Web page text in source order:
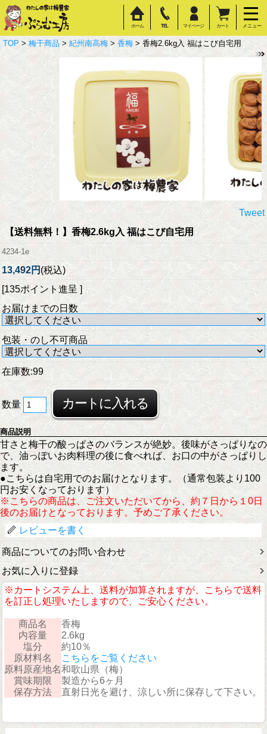
ホーム TEL マイページ カート メニュー
TOP > 梅干商品 > 紀州南高梅 > 香梅 > 香梅2.6kg入 福はこび自宅用
Tweet
【送料無料！】 香梅2.6kg入 福はこび自宅用
4234-1e
13,492円 (税込)
[135ポイント進呈 ]
お届けまでの日数
包装・のし不可商品
在庫数:99
数量
商品説明
甘さと梅干の酸っぱさのバランスが絶妙。後味がさっぱりなの
で、油っぽいお肉料理の後に食べれば、お口の中がさっぱりし
ます。
●こちらは自宅用でのお届けとなります。（通常包装より100
円お安くなっております）
※こちらの商品は、ご注文いただいてから、約７日から１0日
後のお届けとなっております。予めご了承ください。
レビューを書く
商品についてのお問い合わせ
お気に入りに登録
※カートシステム上、送料が加算されますが、こちらで送料
を訂正し処理いたしますので、ご安心ください。
商品名
香梅
内容量
2.6kg
塩分
約10％
原材料名
こちらをご覧ください
原料原産地名和歌山県（梅）
賞味期限
製造から6ヶ月
保存方法
直射日光を避け、涼しい所に保存して下さい。